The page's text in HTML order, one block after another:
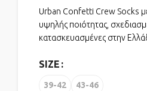
Urban Confetti Crew Socks
υψηλής ποιότητας,
κατασκευασμένες στην
SIZE
39-42 43-46